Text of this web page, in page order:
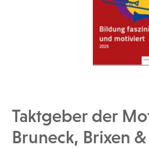
Taktgeber der
Bruneck, Brixen